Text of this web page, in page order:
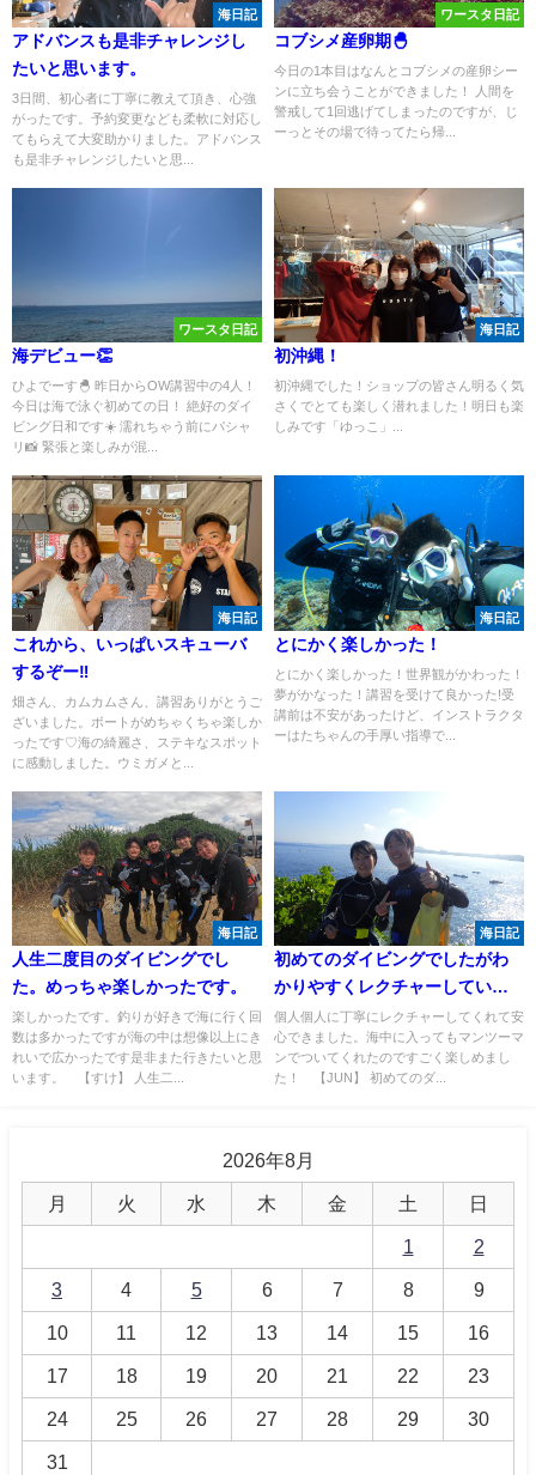
海日記
アドバンスも是非チャレンジし
たいと思います。
3日間、初心者に丁寧に教えて頂き、心強
がったです。予約変更なども柔軟に対応し
てもらえて大変助かりました。アドバンス
も是非チャレンジしたいと思...
ワースタ日記
コブシメ産卵期🐣
今日の1本目はなんとコブシメの産卵シー
ンに立ち会うことができました！ 人間を
警戒して1回逃げてしまったのですが、じ
ーっとその場で待ってたら帰...
ワースタ日記
海デビュー👏
ひよでーす🐣 昨日からOW講習中の4人！
今日は海で泳ぐ初めての日！ 絶好のダイ
ビング日和です☀️ 濡れちゃう前にパシャ
リ📸 緊張と楽しみが混...
海日記
初沖縄！
初沖縄でした！ショップの皆さん明るく気
さくでとても楽しく潜れました！明日も楽
しみです「ゆっこ」...
海日記
これから、いっぱいスキューバ
するぞー‼
畑さん、カムカムさん、講習ありがとうご
ざいました。ボートがめちゃくちゃ楽しか
ったです♡海の綺麗さ、ステキなスポット
に感動しました。ウミガメと...
海日記
とにかく楽しかった！
とにかく楽しかった！世界観がかわった！
夢がかなった！講習を受けて良かった!受
講前は不安があったけど、インストラクタ
ーはたちゃんの手厚い指導で...
海日記
人生二度目のダイビングでし
た。めっちゃ楽しかったです。
楽しかったです。釣りが好きで海に行く回
数は多かったですが海の中は想像以上にき
れいで広かったです是非また行きたいと思
います。 【すけ】 人生二...
海日記
初めてのダイビングでしたがわ
かりやすくレクチャーしていた
だけてとても安心できました！
個人個人に丁寧にレクチャーしてくれて安
心できました。海中に入ってもマンツーマ
ンでついてくれたのですごく楽しめまし
た！ 【JUN】 初めてのダ...
2026年8月
月 火 水 木 金 土 日
1 2
3 4 5 6 7 8 9
10 11 12 13 14 15 16
17 18 19 20 21 22 23
24 25 26 27 28 29 30
31